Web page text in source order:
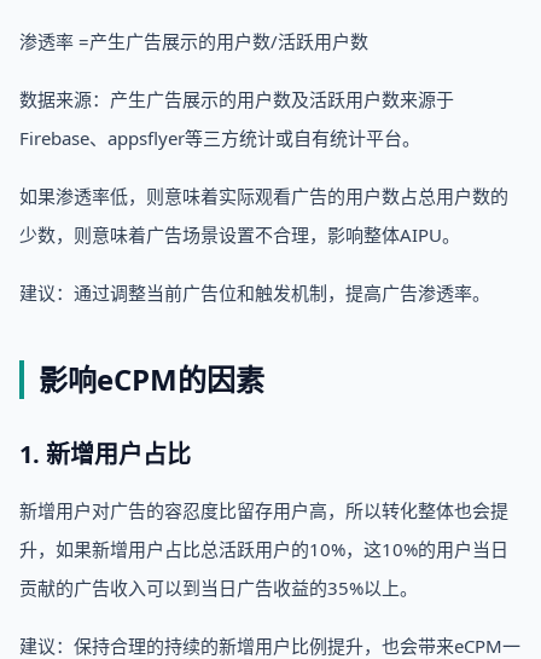
渗透率 =产生广告展示的用户数/活跃用户数
数据来源：产生广告展示的用户数及活跃用户数来源于
Firebase、appsflyer等三方统计或自有统计平台。
如果渗透率低，则意味着实际观看广告的用户数占总用户数的
少数，则意味着广告场景设置不合理，影响整体AIPU。
建议：通过调整当前广告位和触发机制，提高广告渗透率。
影响eCPM的因素
1. 新增用户占比
新增用户对广告的容忍度比留存用户高，所以转化整体也会提
升，如果新增用户占比总活跃用户的10%，这10%的用户当日
贡献的广告收入可以到当日广告收益的35%以上。
建议：保持合理的持续的新增用户比例提升，也会带来eCPM一